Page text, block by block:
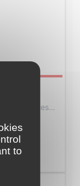
et ses…
to